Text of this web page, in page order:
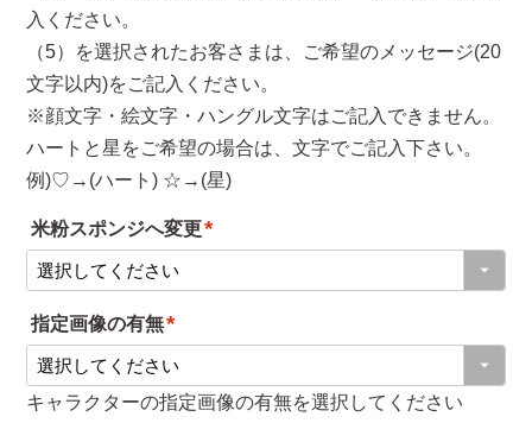
入ください。
（5）を選択されたお客さまは、ご希望のメッセージ(20
文字以内)をご記入ください。
※顔文字・絵文字・ハングル文字はご記入できません。
ハートと星をご希望の場合は、文字でご記入下さい。
例)♡→(ハート) ☆→(星)
米粉スポンジへ変更
必
指定画像の有無
必
キャラクターの指定画像の有無を選択してください